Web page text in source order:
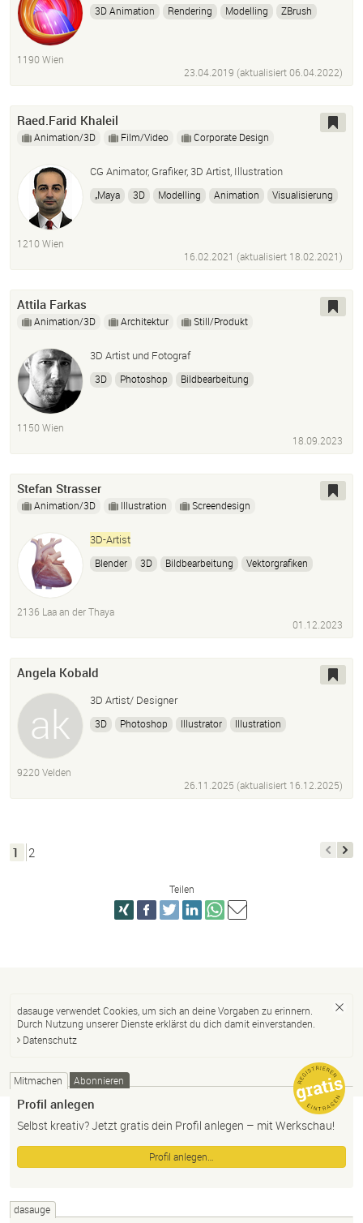
3D Animation Rendering Modelling
ZBrush
1190 Wien
23.04.2019 (aktualisiert06.04.2022)
Raed.Farid Khaleil
Animation/3D Film/Video Corporate Design
CG Animator, Grafiker, 3D Artist, Illustration
„Maya 3D Modelling Animation
Visualisierung
1210 Wien
16.02.2021 (aktualisiert 18.02.2021)
Attila Farkas
Animation/3D Architektur Still/Produkt
3D Artist und Fotograf
3D Photoshop Bildbearbeitung
1150 Wien
18.09.2023
Stefan Strasser
Animation/3D Illustration Screendesign
3D-Artist
Blender 3D Bildbearbeitung
Vektorgrafiken
2136 Laa an der Thaya
01.12.2023
Angela Kobald
3D Artist/ Designer
3D Photoshop Illustrator
Illustration
9220 Velden
26.11.2025 (aktualisiert 16.12.2025)
1 2
Teilen
dasauge verwendet Cookies, um sich an deine Vorgaben zu erinnern.
Durch Nutzung unserer Dienste erklärst du dich damit einverstanden.
Datenschutz
Mitmachen Abonnieren
Profil anlegen
Selbst kreativ? Jetzt gratis dein Profil anlegen – mit Werkschau!
Profil anlegen…
dasauge